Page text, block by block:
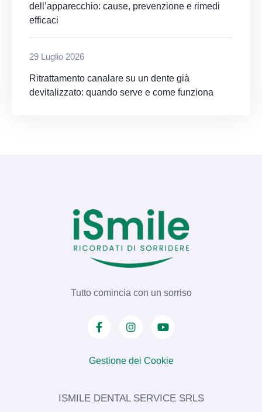
dell’apparecchio: cause, prevenzione e rimedi
efficaci
29 Luglio 2026
Ritrattamento canalare su un dente già
devitalizzato: quando serve e come funziona
Tutto comincia con un sorriso
Gestione dei Cookie
ISMILE DENTAL SERVICE SRLS​